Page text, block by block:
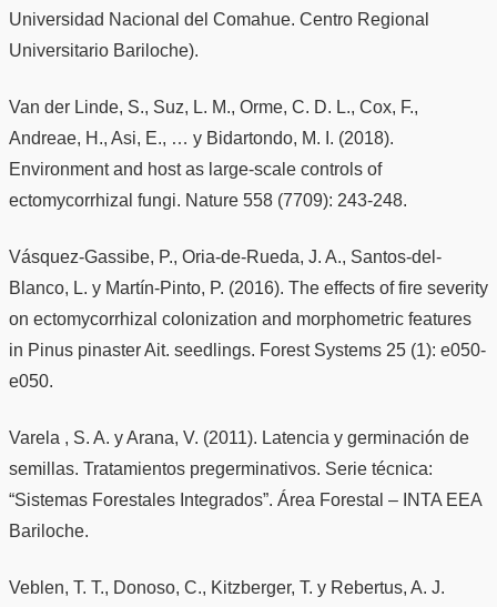
Universidad Nacional del Comahue. Centro Regional
Universitario Bariloche).
Van der Linde, S., Suz, L. M., Orme, C. D. L., Cox, F.,
Andreae, H., Asi, E., … y Bidartondo, M. I. (2018).
Environment and host as large-scale controls of
ectomycorrhizal fungi. Nature 558 (7709): 243-248.
Vásquez-Gassibe, P., Oria-de-Rueda, J. A., Santos-del-
Blanco, L. y Martín-Pinto, P. (2016). The effects of fire severity
on ectomycorrhizal colonization and morphometric features
in Pinus pinaster Ait. seedlings. Forest Systems 25 (1): e050-
e050.
Varela , S. A. y Arana, V. (2011). Latencia y germinación de
semillas. Tratamientos pregerminativos. Serie técnica:
“Sistemas Forestales Integrados”. Área Forestal – INTA EEA
Bariloche.
Veblen, T. T., Donoso, C., Kitzberger, T. y Rebertus, A. J.